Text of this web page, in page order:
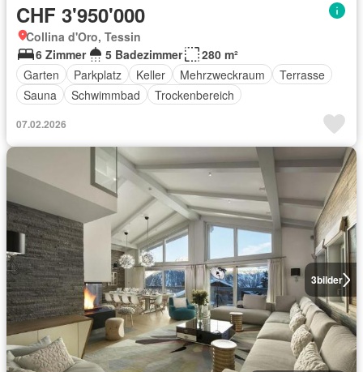
CHF 3'950'000
Collina d'Oro, Tessin
6 Zimmer
5 Badezimmer
280 m²
Garten
Parkplatz Keller Mehrzweckraum
Terrasse
Sauna
Schwimmbad Trockenbereich
07.02.2026
3bilder